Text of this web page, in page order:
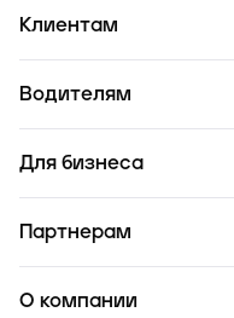
Клиентам
Водителям
Для бизнеса
Партнерам
О компании